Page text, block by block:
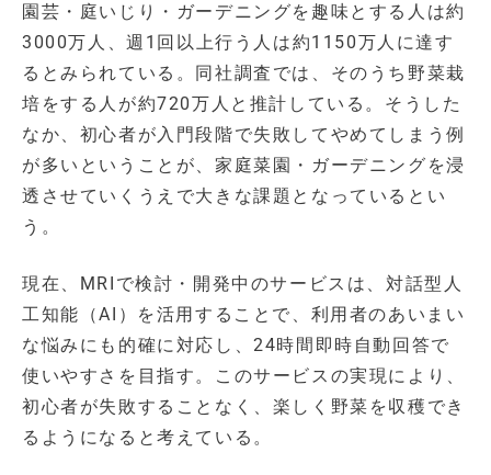
園芸・庭いじり・ガーデニングを趣味とする人は約
3000万人、週1回以上行う人は約1150万人に達す
るとみられている。同社調査では、そのうち野菜栽
培をする人が約720万人と推計している。そうした
なか、初心者が入門段階で失敗してやめてしまう例
が多いということが、家庭菜園・ガーデニングを浸
透させていくうえで大きな課題となっているとい
う。
現在、MRIで検討・開発中のサービスは、対話型人
工知能（AI）を活用することで、利用者のあいまい
な悩みにも的確に対応し、24時間即時自動回答で
使いやすさを目指す。このサービスの実現により、
初心者が失敗することなく、楽しく野菜を収穫でき
るようになると考えている。